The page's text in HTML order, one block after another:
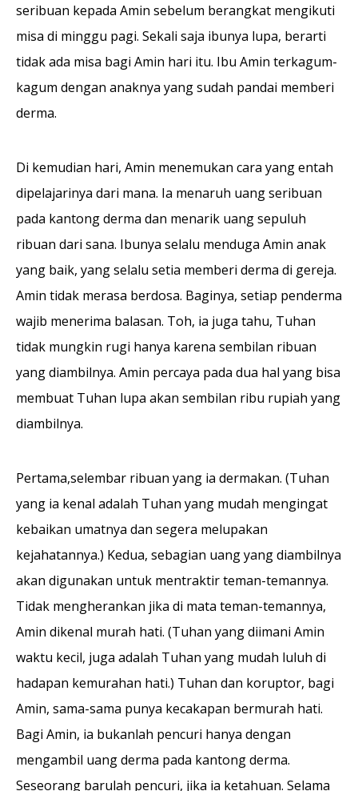
seribuan kepada Amin sebelum berangkat mengikuti
misa di minggu pagi. Sekali saja ibunya lupa, berarti
tidak ada misa bagi Amin hari itu. Ibu Amin ter­kagum-
kagum dengan anaknya yang sudah pandai memberi
derma.
Di kemudian hari, Amin menemukan cara yang entah
dipelajarinya dari mana. Ia menaruh uang seribuan
pada kantong derma dan mena­rik uang sepuluh
ribuan dari sana. Ibunya selalu menduga Amin anak
yang baik, yang selalu setia memberi derma di gereja.
Amin tidak merasa berdosa. Baginya, setiap penderma
wajib menerima balasan. Toh, ia juga tahu, Tuhan
tidak mungkin rugi hanya karena sembilan ribuan
yang diambilnya. Amin percaya pada dua hal yang bisa
membuat Tuhan lupa akan sembilan ribu rupiah yang
diambilnya.
Pertama,selembar ribuan yang ia dermakan. (Tuhan
yang ia kenal adalah Tuhan yang mudah mengingat
kebaikan umatnya dan segera melupa­kan
kejahatannya.) Kedua, sebagian uang yang diambilnya
akan digunakan untuk mentraktir teman-temannya.
Tidak mengherankan jika di mata teman-temannya,
Amin dikenal murah hati. (Tuhan yang diimani Amin
waktu kecil, juga adalah Tuhan yang mudah luluh di
hadapan kemurahan hati.) Tuhan dan koruptor, bagi
Amin, sama-sama punya kecakapan bermurah hati.
Bagi Amin, ia bukanlah pencuri hanya dengan
mengambil uang derma pada kantong derma.
Seseorang barulah pencuri, jika ia ketahu­an. Selama